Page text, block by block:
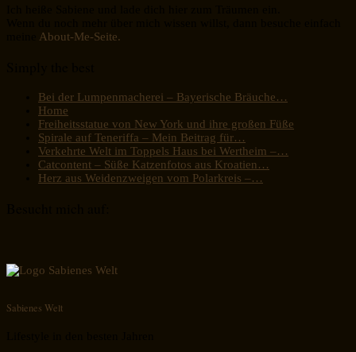
About-Me-Seite.
Bei der Lumpenmacherei – Bayerische Bräuche…
Home
Freiheitsstatue von New York und ihre großen Füße
Spirale auf Teneriffa – Mein Beitrag für…
Verkehrte Welt im Toppels Haus bei Wertheim –…
Catcontent – Süße Katzenfotos aus Kroatien…
Herz aus Weidenzweigen vom Polarkreis –…
Sabienes Welt